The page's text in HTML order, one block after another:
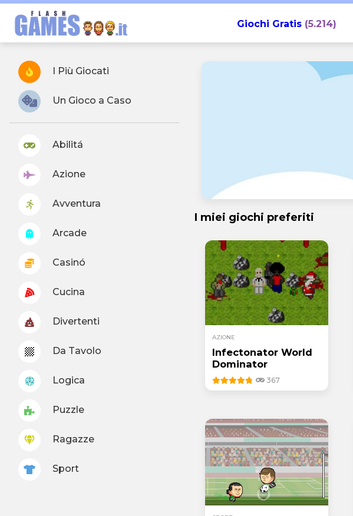
Giochi Gratis(5.214)
I Più Giocati
Un Gioco a Caso
Abilitá
Azione
Avventura
Arcade
Casinó
Cucina
Divertenti
Da Tavolo
Logica
Puzzle
Ragazze
Sport
I miei giochi preferiti
AZIONE
Infectonator World
Dominator
367